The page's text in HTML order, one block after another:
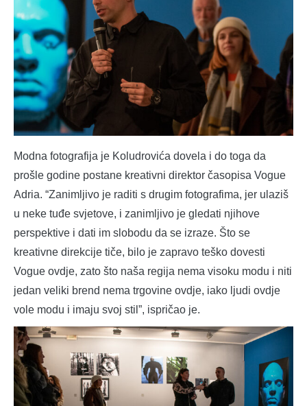
Modna fotografija je Koludrovića dovela i do toga da
prošle godine postane kreativni direktor časopisa Vogue
Adria. “Zanimljivo je raditi s drugim fotografima, jer ulaziš
u neke tuđe svjetove, i zanimljivo je gledati njihove
perspektive i dati im slobodu da se izraze. Što se
kreativne direkcije tiče, bilo je zapravo teško dovesti
Vogue ovdje, zato što naša regija nema visoku modu i niti
jedan veliki brend nema trgovine ovdje, iako ljudi ovdje
vole modu i imaju svoj stil”, ispričao je.